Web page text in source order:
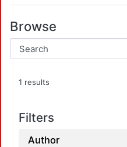
Browse
1 results
Filters
Author